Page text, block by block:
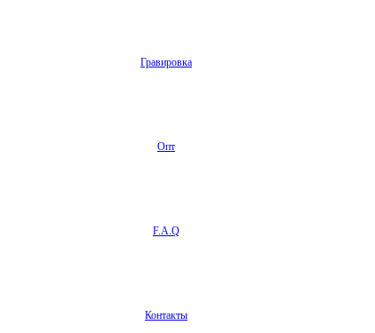
Гравировка
Опт
F.A.Q
Контакты